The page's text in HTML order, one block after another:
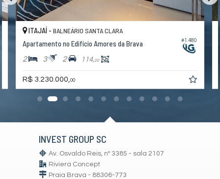
#1.480
ITAJAÍ -BALNEÁRIO SANTA CLARA
Apartamento no Edifício Amores da Brava
2 3 2 114,00
R$ 3.230.000,00
INVEST GROUP SC
Av. Osvaldo Reis, nº 3385 - sala 2107
Riviera Concept
Praia Brava - 88306-773